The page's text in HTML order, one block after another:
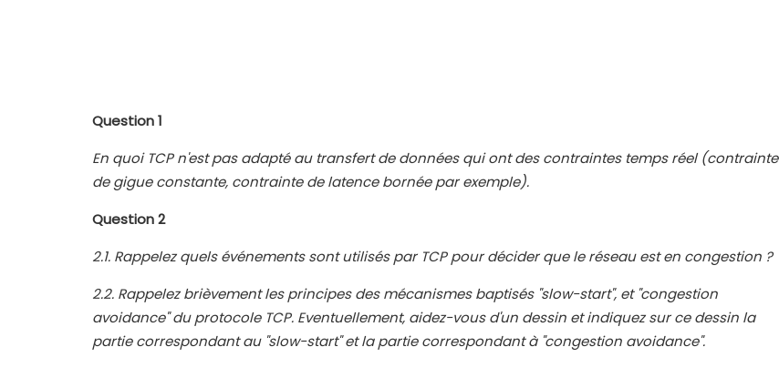
Question 1
En quoi TCP n'est pas adapté au transfert de données qui ont des contraintes temps réel (contrainte
de gigue constante, contrainte de latence bornée parexemple).
Question 2
2.1. Rappelez quels événements sont utilisés par TCP pour décider que le réseauest en congestion ?
2.2. Rappelez brièvement les principes des mécanismes baptisés "slow-start", et "congestion
avoidance" du protocole TCP. Eventuellement, aidez-vous d'un dessin et indiquez sur ce dessin la
partie correspondant au "slow-start" et lapartie correspondant à "congestion avoidance".